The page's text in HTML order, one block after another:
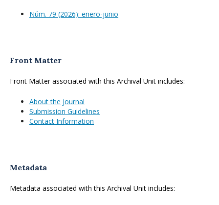
Núm. 79 (2026): enero-junio
Front Matter
Front Matter associated with this Archival Unit includes:
About the Journal
Submission Guidelines
Contact Information
Metadata
Metadata associated with this Archival Unit includes: